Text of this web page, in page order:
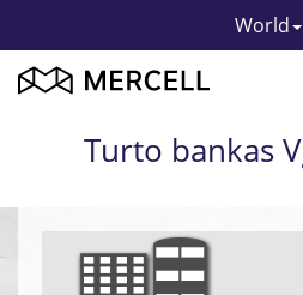
World
Turto bankas